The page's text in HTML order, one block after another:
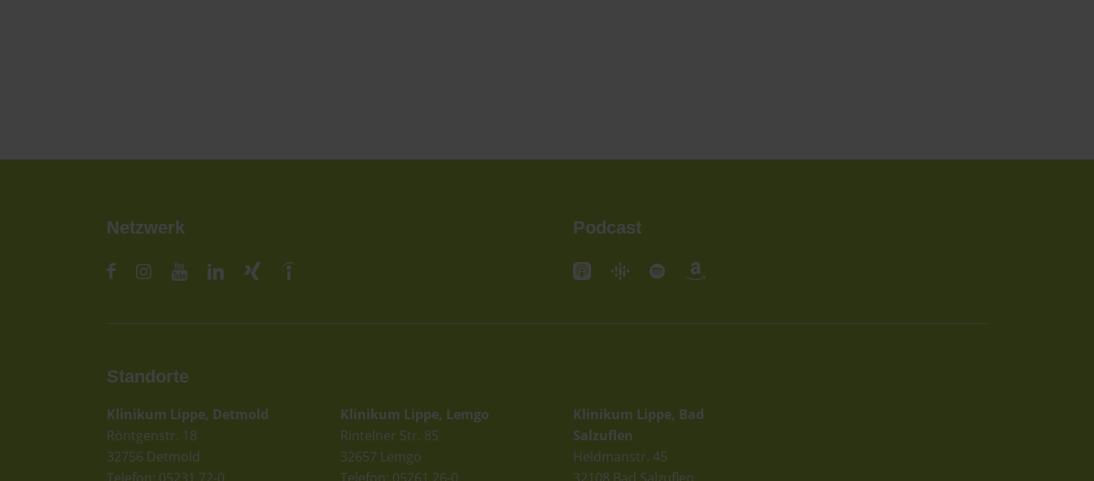
Netzwerk Podcast
Standorte
Klinikum Lippe, Detmold
Röntgenstr. 18
32756 Detmold
Telefon: 05231 72-0
Klinikum Lippe, Lemgo
Rintelner Str. 85
32657 Lemgo
Telefon: 05261 26-0
Klinikum Lippe, Bad
Salzuflen
Heldmanstr. 45
32108 Bad Salzuflen